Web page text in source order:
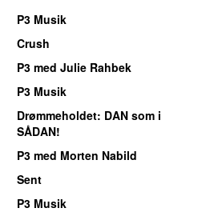
P3 Musik
Crush
P3 med Julie Rahbek
P3 Musik
Drømmeholdet: DAN som i
SÅDAN!
P3 med Morten Nabild
Sent
P3 Musik